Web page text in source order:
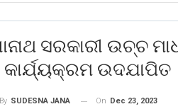
ସରକାରୀ ଉଚ୍ଚ
କାର୍ଯ୍ୟକ୍ରମ ଉଦଯାପିତ
By SUDESNA JANA On Dec 23, 2023